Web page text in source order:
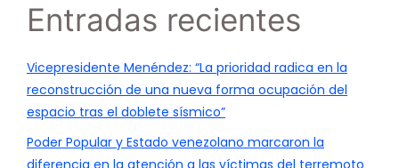
Entradas recientes
Vicepresidente Menéndez: “La prioridad radica en la
reconstrucción de una nueva forma ocupación del
espacio tras el doblete sísmico”
Poder Popular y Estado venezolano marcaron la
diferencia en la atención a las víctimas del terremoto